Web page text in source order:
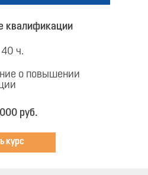
квалификации
о повышении
40 ч.
руб.
курс